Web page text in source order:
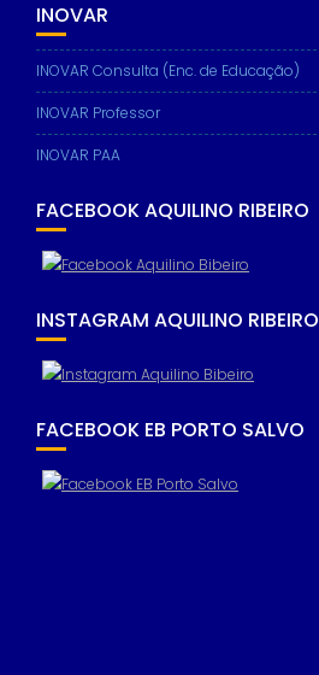
INOVAR
INOVAR Consulta (Enc. de Educação)
INOVAR Professor
INOVAR PAA
FACEBOOK AQUILINO RIBEIRO
INSTAGRAM AQUILINO RIBEIRO
FACEBOOK EB PORTO SALVO